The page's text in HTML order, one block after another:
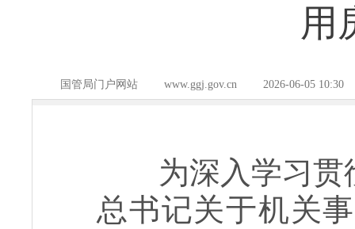
用
国管局门户网站 www.ggj.gov.cn 2026-06-05 10:30
为深入学习贯
总书记关于机关